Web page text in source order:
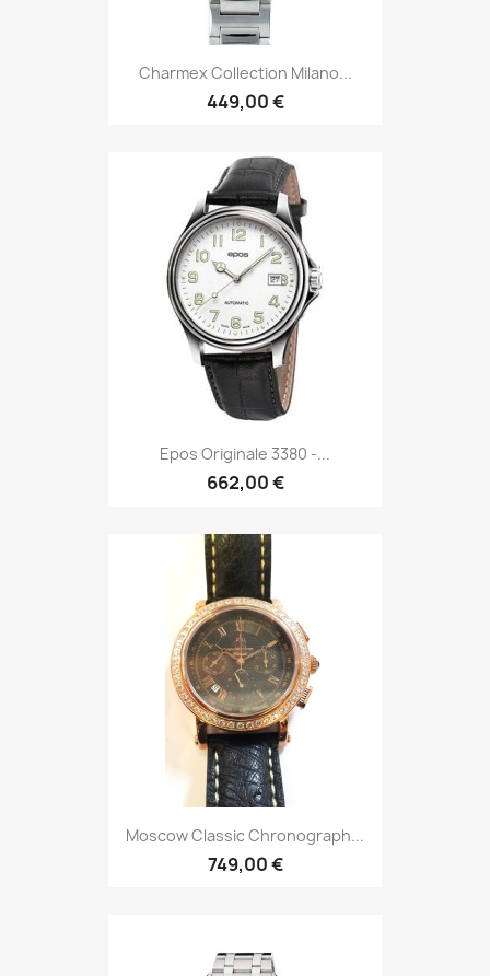
Charmex Collection Milano...
449,00 €
Epos Originale 3380 -...
662,00 €
Moscow Classic Chronograph...
749,00 €